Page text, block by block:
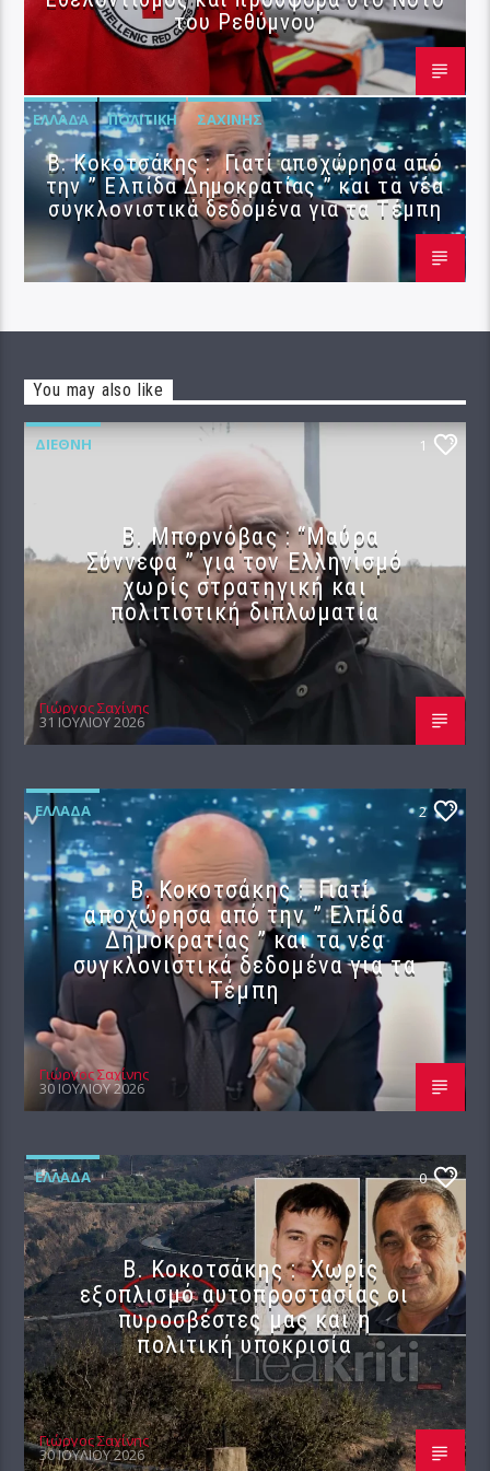
του Ρεθύμνου
ΕΛΛΆΔΑ ΠΟΛΙΤΙΚΉ ΣΑΧΊΝΗΣ
Β. Κοκοτσάκης : Γιατί αποχώρησα από
την ” Ελπίδα Δημοκρατίας ” και τα νέα
συγκλονιστικά δεδομένα για τα Τέμπη
You may also like
ΔΙΕΘΝΉ 1
B. Μπορνόβας : “Μαύρα
Σύννεφα ” για τον Ελληνισμό
χωρίς στρατηγική και
πολιτιστική διπλωματία
Γιώργος Σαχίνης
31 ΙΟΥΛΊΟΥ 2026
ΕΛΛΆΔΑ 2
Β. Κοκοτσάκης : Γιατί
αποχώρησα από την ” Ελπίδα
Δημοκρατίας ” και τα νέα
συγκλονιστικά δεδομένα για τα
Τέμπη
Γιώργος Σαχίνης
30 ΙΟΥΛΊΟΥ 2026
ΕΛΛΆΔΑ 0
Β. Κοκοτσάκης : Χωρίς
εξοπλισμό αυτοπροστασίας οι
πυροσβέστες μας και η
πολιτική υποκρισία
Γιώργος Σαχίνης
30 ΙΟΥΛΊΟΥ 2026